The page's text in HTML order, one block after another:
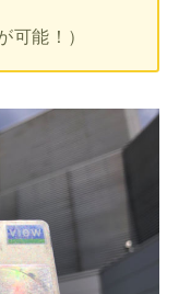
可能！）